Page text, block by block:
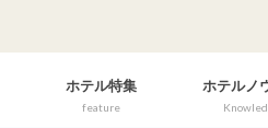
ホテル特集
feature
ホテルノ